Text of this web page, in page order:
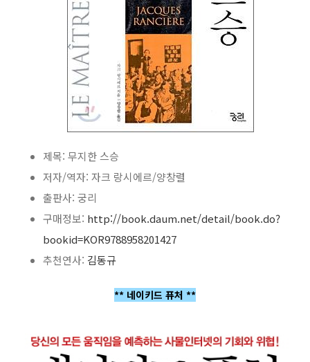
제목: 무지한 스승
저자/역자: 자크 랑시에르/양창렬
출판사: 궁리
구매정보: http://book.daum.net/detail/book.do?
bookid=KOR9788958201427
추천연사: 김동규
** 네이키드 퓨처 **